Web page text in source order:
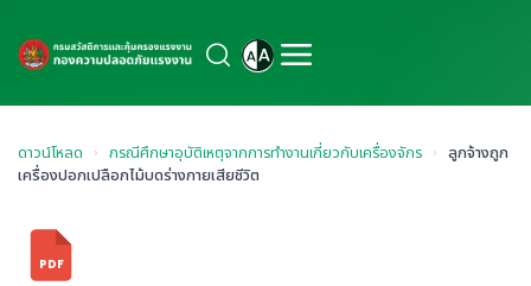
ดาวน์โหลด › กรณีศึกษาอุบัติเหตุจากการทำงานเกี่ยวกับเครื่องจักร › ลูกจ้างถูก
เครื่องปอกเปลือกไม้บดร่างกายเสียชีวิต
PDF